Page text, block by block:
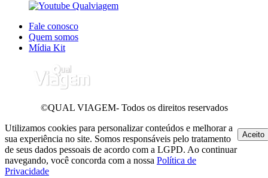
Fale conosco
Quem somos
Mídia Kit
©QUAL VIAGEM- Todos os direitos reservados
Utilizamos cookies para personalizar conteúdos e melhorar a
sua experiência no site. Somos responsáveis pelo tratamento
de seus dados pessoais de acordo com a LGPD. Ao continuar
navegando, você concorda com a nossa Política de
Privacidade
Aceito